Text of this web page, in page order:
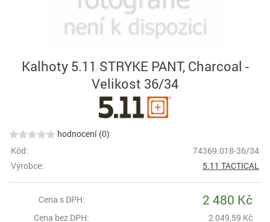
Kalhoty 5.11 STRYKE PANT, Charcoal -
Velikost 36/34
hodnocení (0)
Kód:
74369.018-36/34
Výrobce:
5.11 TACTICAL
Cena s DPH: 2 480 Kč
Cena bez DPH: 2 049,59 Kč